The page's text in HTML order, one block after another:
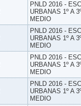
PNLD 2016 -
URBANAS 1º A
MEDIO
PNLD 2016 -
URBANAS 1º A
MEDIO
PNLD 2016 -
URBANAS 1º A
MEDIO
PNLD 2016 -
URBANAS 1º A
MEDIO